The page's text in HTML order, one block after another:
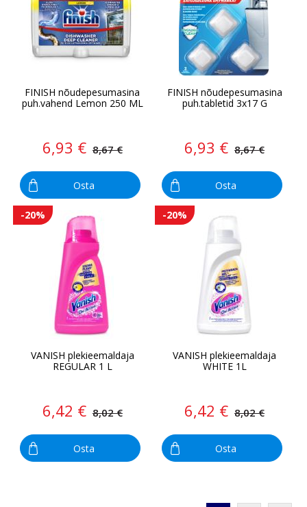
FINISH nõudepesumasina
puh.vahend Lemon 250 ML
6,93 € 8,67 €
Osta
FINISH nõudepesumasina
puh.tabletid 3x17 G
6,93 € 8,67 €
Osta
-20%
VANISH plekieemaldaja
REGULAR 1 L
6,42 € 8,02 €
Osta
-20%
VANISH plekieemaldaja
WHITE 1L
6,42 € 8,02 €
Osta